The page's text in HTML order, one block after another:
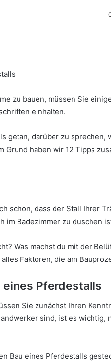
0
zu bauen, müssen Sie
einhalten.
getan, darüber zu sprechen,
Grund haben wir 12 Tipps
schon, dass der Stall Ihrer
im Badezimmer zu duschen
Was machst du mit der
alles Faktoren, die am
eines Pferdestalls
Sie zunächst Ihren
sind, ist es wichtig,
Bau eines Pferdestalls